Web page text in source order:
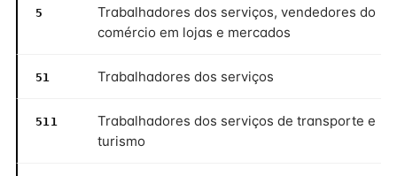
5
Trabalhadores dos serviços, vendedores do
comércio em lojas e mercados
51 Trabalhadores dos serviços
511
Trabalhadores dos serviços de transporte e
turismo